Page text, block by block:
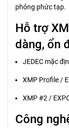
phỏng phức tạp.
Hỗ trợ
dàng, ổn
JEDEC mặc
XMP Profile /
XMP #2 /
Công